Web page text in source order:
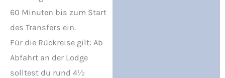
60 Minuten bis zum Start
des Transfers ein.
Für die Rückreise gilt: Ab
Abfahrt an der Lodge
solltest du rund 4½